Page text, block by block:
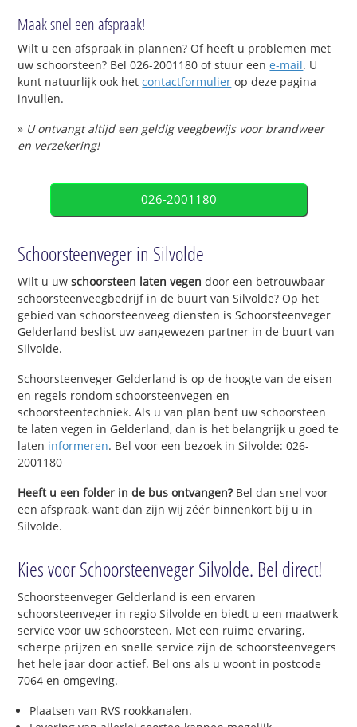
Maak snel een afspraak!
Wilt u een afspraak in plannen? Of heeft u problemen met
uw schoorsteen? Bel 026-2001180 of stuur eene-mail. U
kunt natuurlijk ook hetcontactformulier op deze pagina
invullen.
» U ontvangt altijd een geldig veegbewijs voor brandweer
en verzekering!
026-2001180
Schoorsteenveger in Silvolde
Wilt u uwschoorsteen laten vegen door een betrouwbaar
schoorsteenveegbedrijf in de buurt van Silvolde? Op het
gebied van schoorsteenveeg diensten is Schoorsteenveger
Gelderland beslist uw aangewezen partner in de buurt van
Silvolde.
Schoorsteenveger Gelderland is op de hoogte van de eisen
en regels rondom schoorsteenvegen en
schoorsteentechniek. Als u van plan bent uw schoorsteen
te laten vegen in Gelderland, dan is het belangrijk u goed te
laten informeren. Bel voor een bezoek in Silvolde: 026-
2001180
Heeft u een folder in de bus ontvangen?Bel dan snel voor
een afspraak, want dan zijn wij zéér binnenkort bij u in
Silvolde.
Kies voor Schoorsteenveger Silvolde. Bel direct!
Schoorsteenveger Gelderland is een ervaren
schoorsteenveger in regio Silvolde en biedt u een maatwerk
service voor uw schoorsteen. Met een ruime ervaring,
scherpe prijzen en snelle service zijn de schoorsteenvegers
het hele jaar door actief. Bel ons als u woont in postcode
7064 en omgeving.
Plaatsen van RVS rookkanalen.